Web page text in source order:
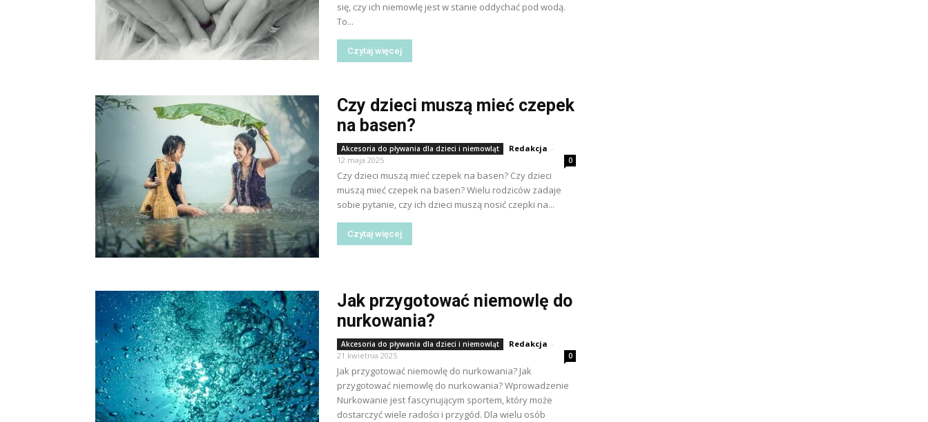
się, czy ich niemowlę jest w stanie oddychać pod wodą.
To...
Czytaj więcej
Czy dzieci muszą mieć czepek
na basen?
Akcesoria do pływania dla dzieci i niemowląt Redakcja -
12 maja 2025
0
Czy dzieci muszą mieć czepek na basen? Czy dzieci
muszą mieć czepek na basen? Wielu rodziców zadaje
sobie pytanie, czy ich dzieci muszą nosić czepki na...
Czytaj więcej
Jak przygotować niemowlę do
nurkowania?
Akcesoria do pływania dla dzieci i niemowląt Redakcja -
21 kwietnia 2025
0
Jak przygotować niemowlę do nurkowania? Jak
przygotować niemowlę do nurkowania? Wprowadzenie
Nurkowanie jest fascynującym sportem, który może
dostarczyć wiele radości i przygód. Dla wielu osób